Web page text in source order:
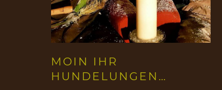
MOIN IHR
HUNDELUNGEN…